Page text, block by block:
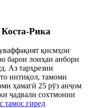
Рика
қисмҳои
барои лоиҳаи анбори
Аз тарҳрезии
интиқол, тамоми
ҳамагӣ 25 рӯз анҷом
ҷадвали сохтмонии
тамос гиред